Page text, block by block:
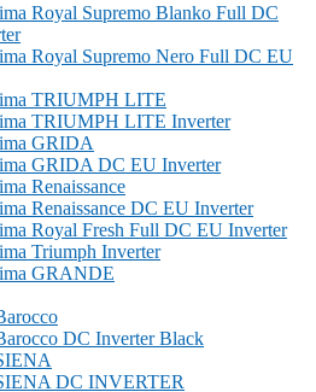
Royal Supremo Blanko Full DC
Royal Supremo Nero Full DC EU
TRIUMPH LITE
TRIUMPH LITE Inverter
GRIDA
GRIDA DC EU Inverter
Renaissance
Renaissance DC EU Inverter
Royal Fresh Full DC EU Inverter
Triumph Inverter
GRANDE
DC Inverter Black
DC INVERTER